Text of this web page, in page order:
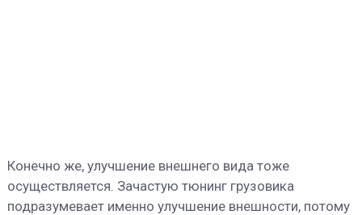
Конечно же, улучшение внешнего вида тоже
осуществляется. Зачастую тюнинг грузовика
подразумевает именно улучшение внешности, потому